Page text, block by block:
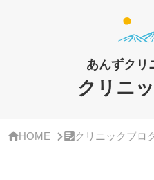
あんずクリ
クリニ
HOME クリニックブロ